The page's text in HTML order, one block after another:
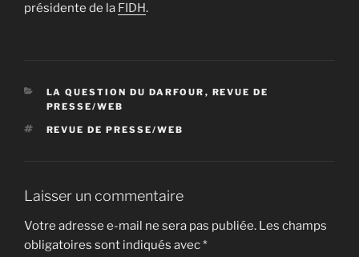
présidente de la FIDH.
CATÉGORIES
LA QUESTION DU DARFOUR , REVUE DE
PRESSE/WEB
ÉTIQUETTES
REVUE DE PRESSE/WEB
Laisser un commentaire
Votre adresse e-mail ne sera pas publiée. Les champs
obligatoires sont indiqués avec*